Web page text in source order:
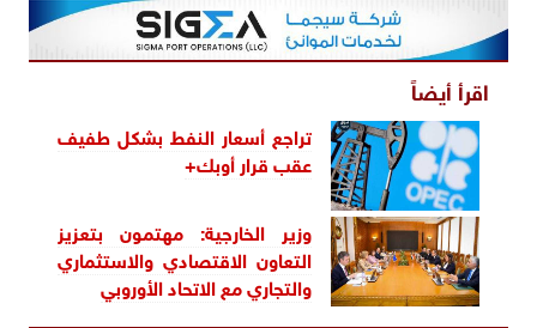
اقرأ أيضاً
تراجع أسعار النفط بشكل طفيف
عقب قرار أوبك+
وزير الخارجية: مهتمون بتعزيز
التعاون الاقتصادي والاستثماري
والتجاري مع الاتحاد الأوروبي